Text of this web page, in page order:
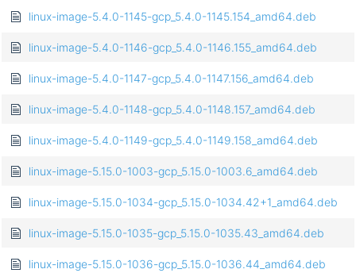
linux-image-5.4.0-1145-gcp_5.4.0-1145.154_amd64.deb
linux-image-5.4.0-1146-gcp_5.4.0-1146.155_amd64.deb
linux-image-5.4.0-1147-gcp_5.4.0-1147.156_amd64.deb
linux-image-5.4.0-1148-gcp_5.4.0-1148.157_amd64.deb
linux-image-5.4.0-1149-gcp_5.4.0-1149.158_amd64.deb
linux-image-5.15.0-1003-gcp_5.15.0-1003.6_amd64.deb
linux-image-5.15.0-1034-gcp_5.15.0-1034.42+1_amd64.deb
linux-image-5.15.0-1035-gcp_5.15.0-1035.43_amd64.deb
linux-image-5.15.0-1036-gcp_5.15.0-1036.44_amd64.deb